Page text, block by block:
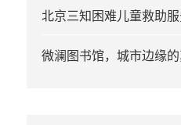
北京三知困难儿童救助
微澜图书馆，城市边缘